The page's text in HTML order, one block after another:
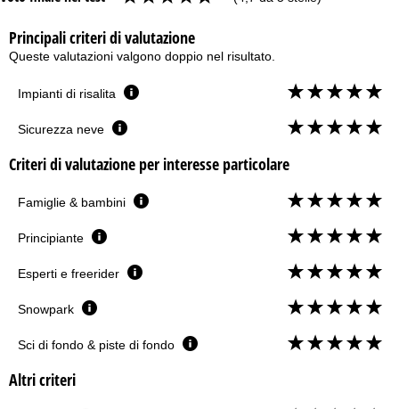
Principali criteri di valutazione
Queste valutazioni valgono doppio nel risultato.
Impianti di risalita
Sicurezza neve
Criteri di valutazione per interesse particolare
Famiglie & bambini
Principiante
Esperti e freerider
Snowpark
Sci di fondo & piste di fondo
Altri criteri